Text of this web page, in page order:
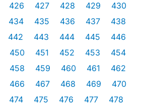
426 427 428 429
430
434 435 436 437
438
442 443 444 445
446
450 451 452 453
454
458 459 460 461
462
466 467 468 469
470
474 475 476 477
478